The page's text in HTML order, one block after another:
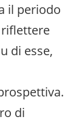
il periodo
di esse,
di